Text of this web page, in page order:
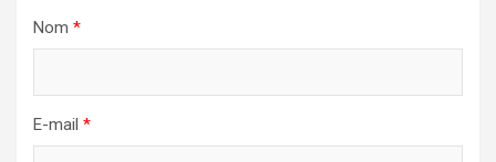
Nom *
E-mail *